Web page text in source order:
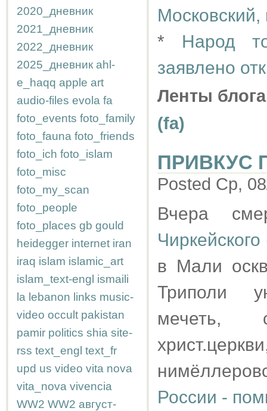
2020_дневник
2021_дневник
2022_дневник
2025_дневник ahl-
e_haqq apple art
audio-files evola fa
foto_events foto_family
foto_fauna foto_friends
foto_ich foto_islam
foto_misc
foto_my_scan
foto_people
foto_places gb gould
heidegger internet iran
iraq islam islamic_art
islam_text-engl ismaili
la lebanon links music-
video occult pakistan
pamir politics shia site-
rss text_engl text_fr
upd us video vita nova
vita_nova vivencia
WW2 WW2 август-
* Народ
заявлено
Ленты
(fa)
ПРИВКУС
Posted Ср,
Вчера
Чиркейского
в Мали
Триполи
мечеть,
России -